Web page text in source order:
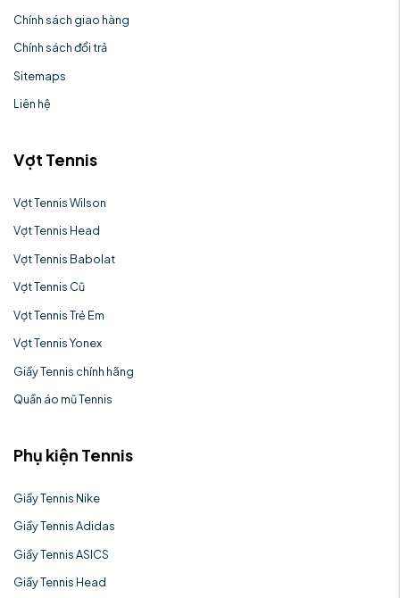
Chính sách giao hàng
Chính sách đổi trả
Sitemaps
Liên hệ
Vợt Tennis
Vợt Tennis Wilson
Vợt Tennis Head
Vợt Tennis Babolat
Vợt Tennis Cũ
Vợt Tennis Trẻ Em
Vợt Tennis Yonex
Giầy Tennis chính hãng
Quần áo mũ Tennis
Phụ kiện Tennis
Giầy Tennis Nike
Giầy Tennis Adidas
Giầy Tennis ASICS
Giầy Tennis Head